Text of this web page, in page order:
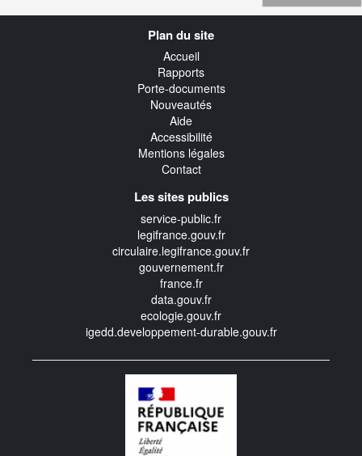
Plan du site
Accueil
Rapports
Porte-documents
Nouveautés
Aide
Accessibilité
Mentions légales
Contact
Les sites publics
service-public.fr
legifrance.gouv.fr
circulaire.legifrance.gouv.fr
gouvernement.fr
france.fr
data.gouv.fr
ecologie.gouv.fr
igedd.developpement-durable.gouv.fr